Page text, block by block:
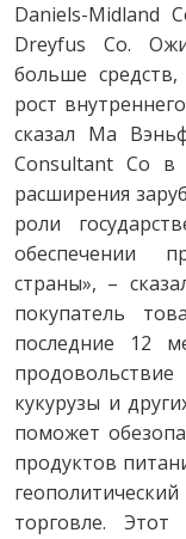
Daniels-Midland
Dreyfus Co.
больше
рост
сказал Ма
Consultant Co в
расширения
роли
обеспечении
страны», –
покупатель
последние 12
кукурузы и
поможет
продуктов
торговле.